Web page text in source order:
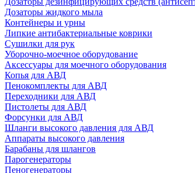
Дозаторы жидкого мыла
Контейнеры и урны
Липкие антибактериальные коврики
Сушилки для рук
Уборочно-моечное оборудование
Аксессуары для моечного оборудования
Копья для АВД
Пенокомплекты для АВД
Переходники для АВД
Пистолеты для АВД
Форсунки для АВД
Шланги высокого давления для АВД
Аппараты высокого давления
Барабаны для шлангов
Парогенераторы
Пеногенераторы